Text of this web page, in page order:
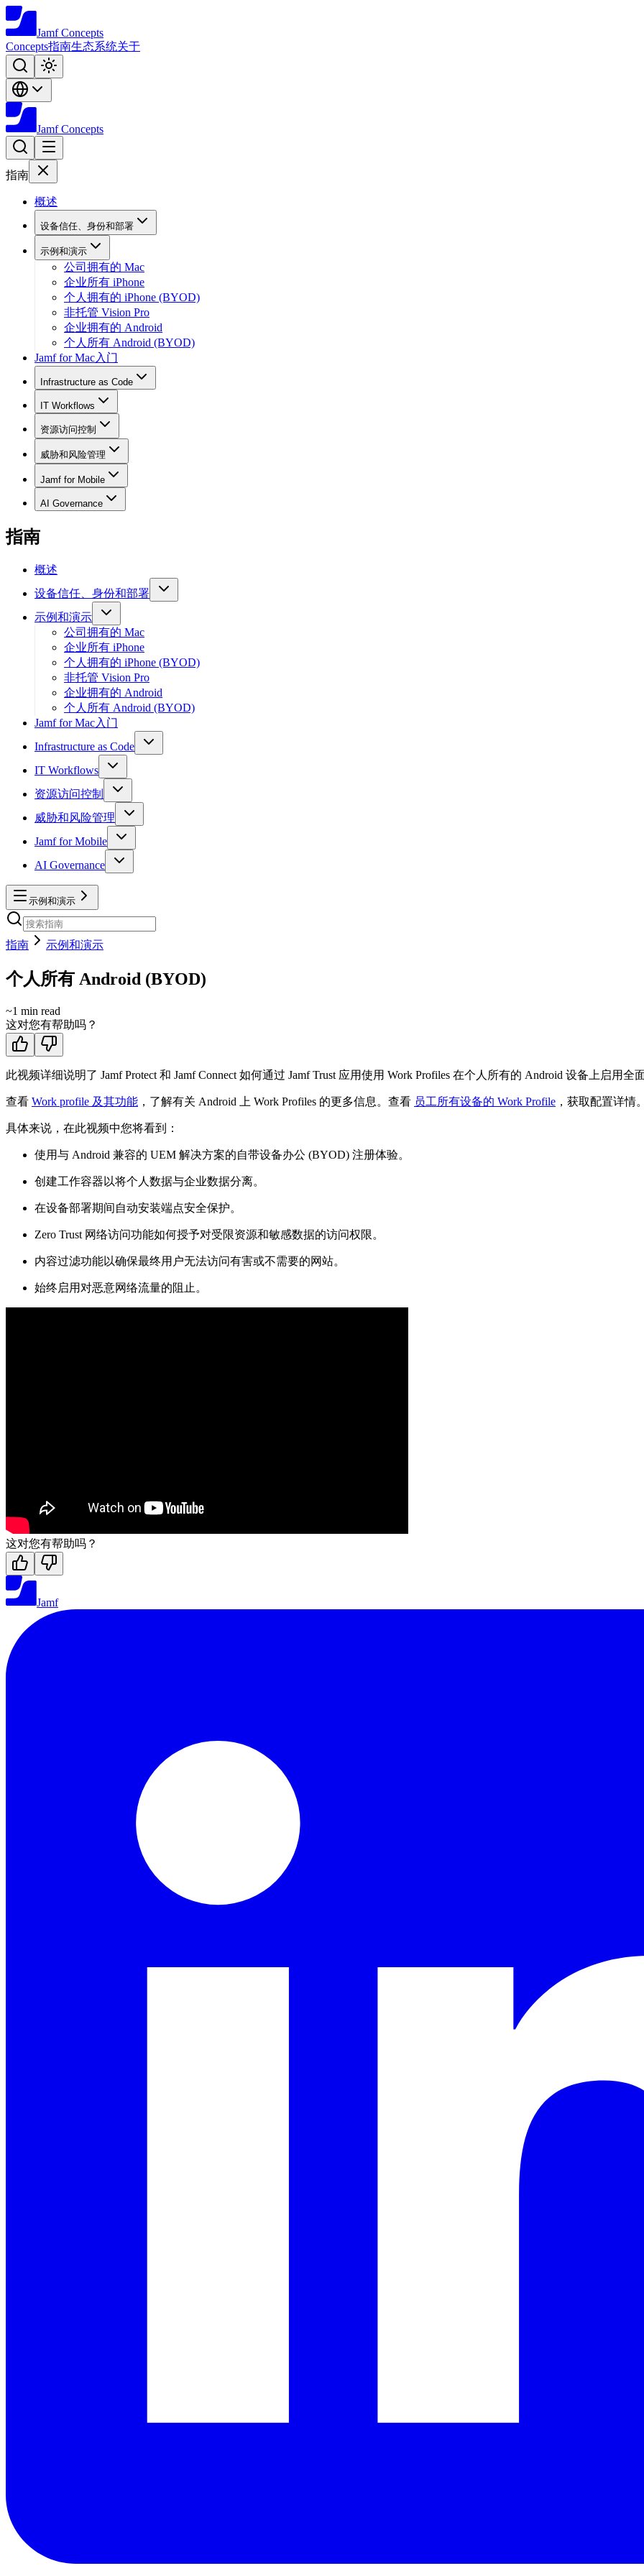
Jamf Concepts
Concepts指南生态系统关于
Jamf Concepts
指南
概述
设备信任、身份和部署
示例和演示
公司拥有的 Mac
企业所有 iPhone
个人拥有的 iPhone (BYOD)
非托管 Vision Pro
企业拥有的 Android
个人所有 Android (BYOD)
Jamf for Mac入门
Infrastructure as Code
IT Workflows
资源访问控制
威胁和风险管理
Jamf for Mobile
AI Governance
指南
概述
设备信任、身份和部署
示例和演示
公司拥有的 Mac
企业所有 iPhone
个人拥有的 iPhone (BYOD)
非托管 Vision Pro
企业拥有的 Android
个人所有 Android (BYOD)
Jamf for Mac入门
Infrastructure as Code
IT Workflows
资源访问控制
威胁和风险管理
Jamf for Mobile
AI Governance
示例和演示
指南 示例和演示
个人所有 Android (BYOD)
~1 min read
这对您有帮助吗？
此视频详细说明了 Jamf Protect 和 Jamf Connect 如何通过 Jamf Trust 应用使用 Work Profiles 在个人所有的 Android 设备上启用全
查看 Work profile 及其功能 ，了解有关 Android 上 Work Profiles 的更多信息。查看 员工所有设备的 Work Profile ，获取配置详情。
具体来说，在此视频中您将看到：
使用与 Android 兼容的 UEM 解决方案的自带设备办公 (BYOD) 注册体验。
创建工作容器以将个人数据与企业数据分离。
在设备部署期间自动安装端点安全保护。
Zero Trust 网络访问功能如何授予对受限资源和敏感数据的访问权限。
内容过滤功能以确保最终用户无法访问有害或不需要的网站。
始终启用对恶意网络流量的阻止。
这对您有帮助吗？
Jamf